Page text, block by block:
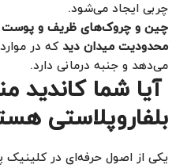
چربی ایجاد می‌شود.
چین و چروک‌های ظریف و پوست
محدودیت میدان دید که در
می‌دهد و جنبه درمانی دارد.
آیا شما کاندید
بلفاروپلاستی
یکی از اصول حرفه‌ای در